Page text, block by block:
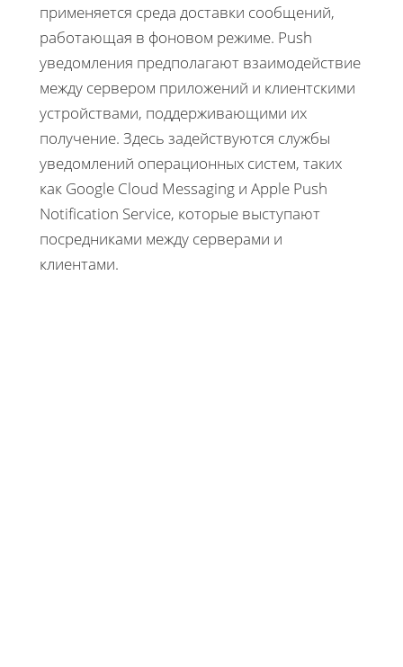
применяется среда доставки сообщений,
работающая в фоновом режиме. Push
уведомления предполагают взаимодействие
между сервером приложений и клиентскими
устройствами, поддерживающими их
получение. Здесь задействуются службы
уведомлений операционных систем, таких
как Google Cloud Messaging и Apple Push
Notification Service, которые выступают
посредниками между серверами и
клиентами.